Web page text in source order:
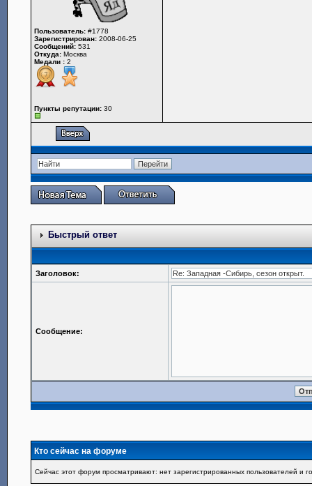
Пользователь: #1778
Зарегистрирован: 2008-06-25
Сообщений: 531
Откуда: Москва
Медали : 2
Пункты репутации: 30
Быстрый ответ
Заголовок:
Сообщение:
Кто сейчас на форуме
Сейчас этот форум просматривают: нет зарегистрированных пользователей и